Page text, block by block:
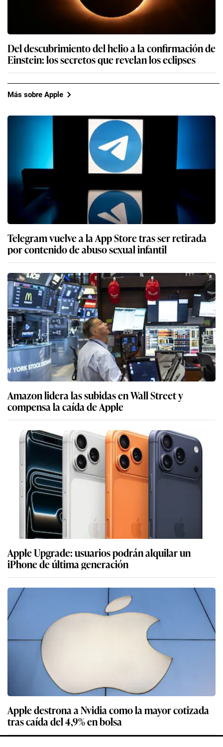
Del descubrimiento del helio a la confirmación de
Einstein: los secretos que revelan los eclipses
Más sobre Apple
Telegram vuelve a la App Store tras ser retirada
por contenido de abuso sexual infantil
Amazon lidera las subidas en Wall Street y
compensa la caída de Apple
Apple Upgrade: usuarios podrán alquilar un
iPhone de última generación
Apple destrona a Nvidia como la mayor cotizada
tras caída del 4,9% en bolsa